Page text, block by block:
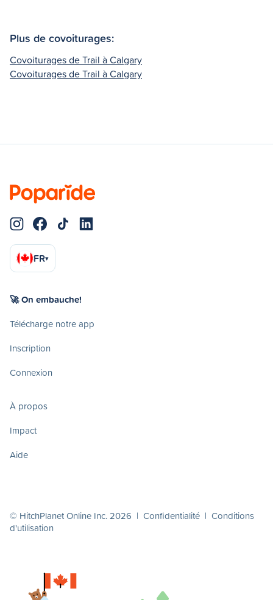
Plus de covoiturages:
Covoiturages de Trail à Calgary
Covoiturages de Trail à Calgary
FR▾
🚀 On embauche!
Télécharge notre app
Inscription
Connexion
À propos
Impact
Aide
© HitchPlanet Online Inc. 2026 | Confidentialité | Conditions
d'utilisation